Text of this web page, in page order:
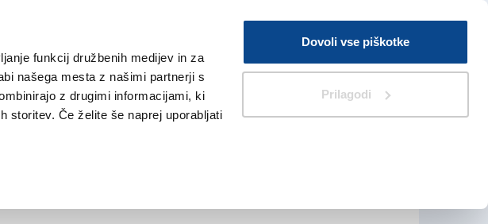
funkcij družbenih medijev in za
našega mesta z našimi partnerji s
z drugimi informacijami, ki
storitev. Če želite še naprej uporabljati
Dovoli vse piškotke
Prilagodi
V Kioskih
Iskanje
ŠPORT ŠE